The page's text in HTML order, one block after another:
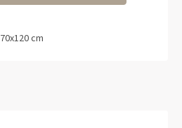
70x120 cm